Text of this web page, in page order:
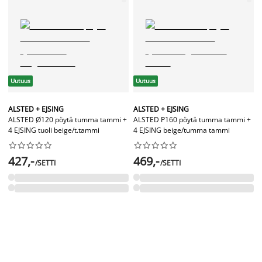
Uutuus
ALSTED + EJSING
ALSTED Ø120 pöytä tumma tammi +
4 EJSING tuoli beige/t.tammi






427,-/SETTI
Uutuus
ALSTED + EJSING
ALSTED P160 pöytä tumma tammi +
4 EJSING beige/tumma tammi






469,-/SETTI